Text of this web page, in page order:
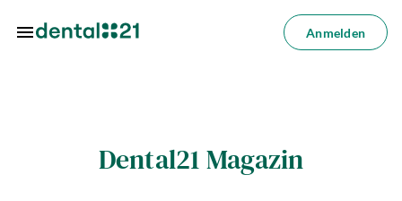
Anmelden
Dental21 Magazin